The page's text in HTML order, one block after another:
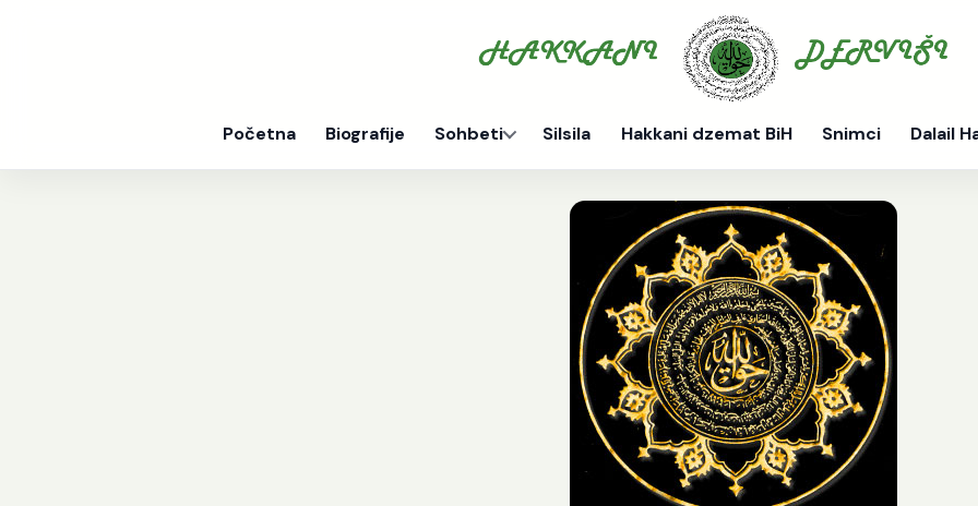
Početna Biografije Sohbeti Silsila Hakkani dzemat BiH Snimci Dalail